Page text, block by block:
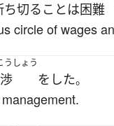
ち切る ことは困難
circle of wages
うしょう
を した。